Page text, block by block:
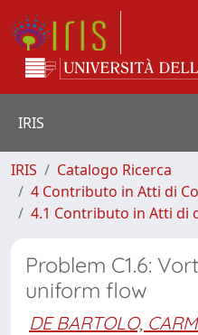
IRIS
IRIS
Catalogo Ricerca
4 Contributo in Atti di
4.1 Contributo in Atti di
Problem C1.6:
uniform flow
DE BARTOLO,